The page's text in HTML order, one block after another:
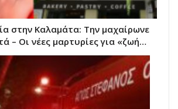
στην Καλαμάτα: Την μαχαίρωνε
– Οι νέες μαρτυρίες για «ζωή…